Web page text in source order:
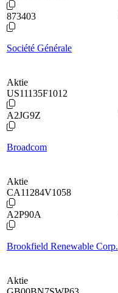
873403
Société Générale
Aktie
US11135F1012
A2JG9Z
Broadcom
Aktie
CA11284V1058
A2P90A
Brookfield Renewable Corp.
Aktie